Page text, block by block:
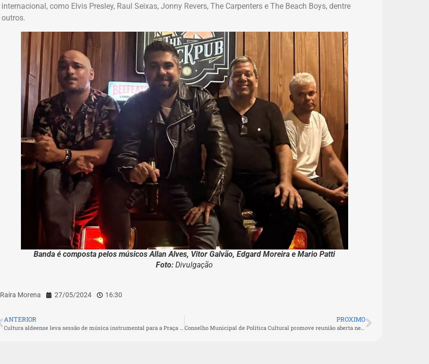
internacional, como Elvis Presley, Raul Seixas, Jonny Revers, The Carpenters e The Beach Boys, dentre
outros.
Banda é composta pelos músicos Allan Alves, Vitor Galvão, Edgard Moreira e Mario Patti
Foto:Divulgação
Raíra Morena 27/05/2024 16:30
ANTERIOR
Cultura aldeense leva sessão de música instrumental para a Praça do Canhão
PROXIMO
Conselho Municipal de Política Cultural promove reunião aberta nesta terça (28)